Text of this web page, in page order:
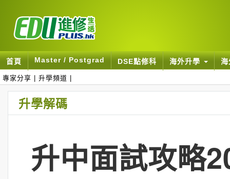
首頁 Master / Postgrad DSE點修科 海外升學
專家分享 升學頻道
升學解碼
升中面試攻略